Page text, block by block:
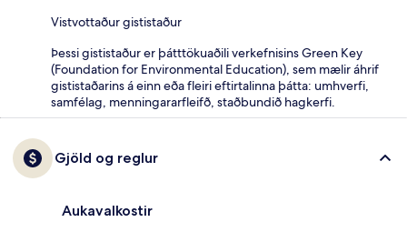
Vistvottaður gististaður
Þessi gististaður er þátttökuaðili verkefnisins Green Key
(Foundation for Environmental Education), sem mælir áhrif
gististaðarins á einn eða fleiri eftirtalinna þátta: umhverfi,
samfélag, menningararfleifð, staðbundið hagkerfi.
Gjöld og reglur
Aukavalkostir